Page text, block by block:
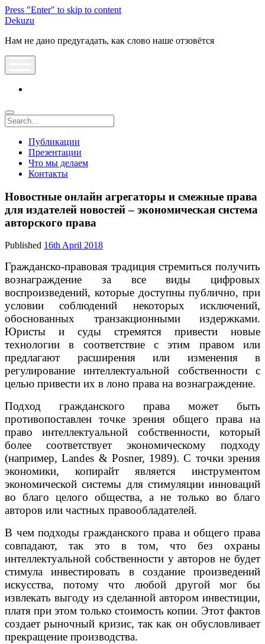
Press "Enter" to skip to content
Dekuzu
Нам не дано предугадать, как слово наше отзовётся
Search
Публикации
Презентации
Что мы делаем
Контакты
Новостные онлайн агрегаторы и смежные права
для издателей новостей – экономическая система
авторского права
Published 16th April 2018
Гражданско-правовая традиция стремиться получить
вознаграждение за все виды цифровых
воспроизведений, которые доступны публично, при
условии соблюдений некоторых исключений,
обоснованных транзакционными издержками.
Юристы и суды стремятся привести новые
технологии в соответствие с этим правом или
предлагают расширения или изменения в
регулирование интеллектуальной собственности с
целью привести их в лоно права на вознаграждение.
Подход гражданского права может быть
противопоставлен точке зрения общего права на
право интеллектуальной собственности, который
более соответствует экономическому подходу
(например, Landes & Posner, 1989). С точки зрения
экономики, копирайт является инструментом
экономической системы для стимуляции инноваций
во благо целого общества, а не только во благо
авторов или частных правообладателей.
В чем подходы гражданского права и общего права
совпадают, так это в том, что без охраны
интеллектуальной собственности у авторов не будет
стимула инвестировать в создание произведений
искусства, потому что любой другой мог бы
извлекать выгоду из сделанной автором инвестиции,
платя при этом только стоимость копии. Этот фактов
создает рыночный кризис, так как он обусловливает
прекращение производства.